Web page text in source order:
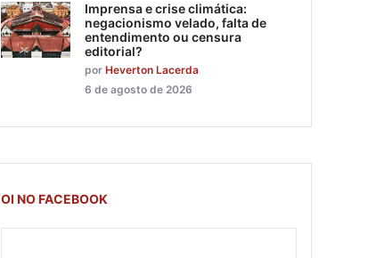
Imprensa e crise climática:
negacionismo velado, falta de
entendimento ou censura
editorial?
por Heverton Lacerda
6 de agosto de 2026
OI NO FACEBOOK